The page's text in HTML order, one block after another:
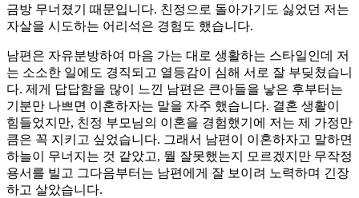
금방 무너졌기 때문입니다. 친정으로 돌아가기도 싫었던 저는
자살을 시도하는 어리석은 경험도 했습니다.
남편은 자유분방하여 마음 가는 대로 생활하는 스타일인데 저
는 소소한 일에도 경직되고 열등감이 심해 서로 잘 부딪쳤습니
다. 제게 답답함을 많이 느낀 남편은 큰아들을 낳은 후부터는
기분만 나쁘면 이혼하자는 말을 자주 했습니다. 결혼 생활이
힘들었지만, 친정 부모님의 이혼을 경험했기에 저는 제 가정만
큼은 꼭 지키고 싶었습니다. 그래서 남편이 이혼하자고 말하면
하늘이 무너지는 것 같았고, 뭘 잘못했는지 모르겠지만 무작정
용서를 빌고 그다음부터는 남편에게 잘 보이려 노력하며 긴장
하고 살았습니다.